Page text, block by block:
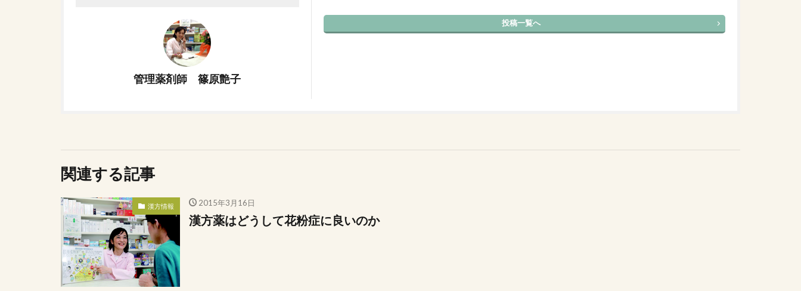
管理薬剤師 篠原艶子
投稿一覧へ
関連する記事
漢方情報 2015年3月16日
漢方薬はどうして花粉症に良いのか